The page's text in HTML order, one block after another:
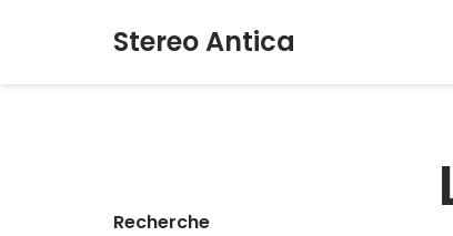
Stereo Antica
Recherche